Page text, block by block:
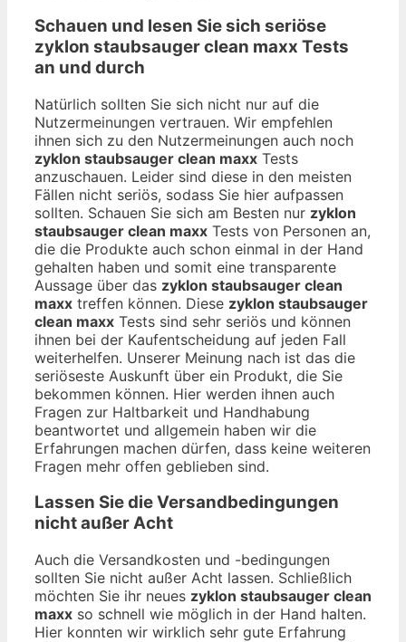
Schauen und lesen Sie sich seriöse
zyklon staubsauger clean maxx Tests
an und durch
Natürlich sollten Sie sich nicht nur auf die
Nutzermeinungen vertrauen. Wir empfehlen
ihnen sich zu den Nutzermeinungen auch noch
zyklon staubsauger clean maxx Tests
anzuschauen. Leider sind diese in den meisten
Fällen nicht seriös, sodass Sie hier aufpassen
sollten. Schauen Sie sich am Besten nur zyklon
staubsauger clean maxx Tests von Personen an,
die die Produkte auch schon einmal in der Hand
gehalten haben und somit eine transparente
Aussage über das zyklon staubsauger clean
maxx treffen können. Diese zyklon staubsauger
clean maxx Tests sind sehr seriös und können
ihnen bei der Kaufentscheidung auf jeden Fall
weiterhelfen. Unserer Meinung nach ist das die
seriöseste Auskunft über ein Produkt, die Sie
bekommen können. Hier werden ihnen auch
Fragen zur Haltbarkeit und Handhabung
beantwortet und allgemein haben wir die
Erfahrungen machen dürfen, dass keine weiteren
Fragen mehr offen geblieben sind.
Lassen Sie die Versandbedingungen
nicht außer Acht
Auch die Versandkosten und -bedingungen
sollten Sie nicht außer Acht lassen. Schließlich
möchten Sie ihr neues zyklon staubsauger clean
maxx so schnell wie möglich in der Hand halten.
Hier konnten wir wirklich sehr gute Erfahrung